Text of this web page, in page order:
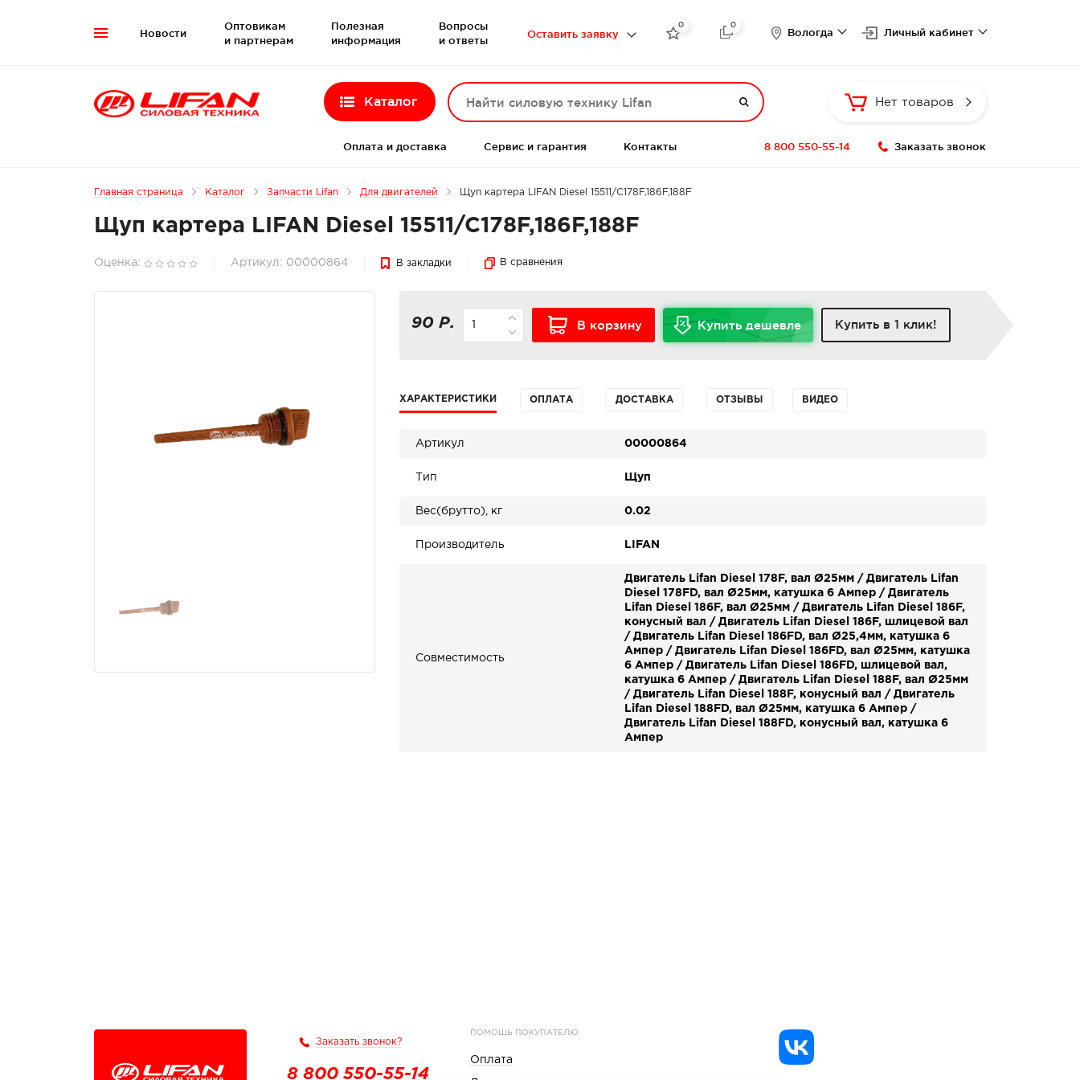
 Новости
Оптовикам
и партнерам
Полезная
информация
Вопросы
и ответы
Оставить заявку 
0

0
Вологда Личный кабинет
Каталог  Нет товаров
Оплата и доставка Сервис и гарантия Контакты 8 800 550-55-14 Заказать звонок
Главная страница Каталог Запчасти Lifan Для двигателей Щуп картера LIFAN Diesel 15511/C178F,186F,188F
Щуп картера LIFAN Diesel 15511/C178F,186F,188F
Оценка: Артикул: 00000864 В закладки В сравнения
90 Р. В корзину Купить дешевле Купить в 1 клик!
ХАРАКТЕРИСТИКИ ОПЛАТА ДОСТАВКА ОТЗЫВЫ ВИДЕО
Артикул 00000864
Тип Щуп
Вес(брутто), кг 0.02
Производитель LIFAN
Совместимость
Двигатель Lifan Diesel 178F, вал Ø25мм / Двигатель Lifan
Diesel 178FD, вал Ø25мм, катушка 6 Ампер / Двигатель
Lifan Diesel 186F, вал Ø25мм / Двигатель Lifan Diesel 186F,
конусный вал / Двигатель Lifan Diesel 186F, шлицевой вал
/ Двигатель Lifan Diesel 186FD, вал Ø25,4мм, катушка 6
Ампер / Двигатель Lifan Diesel 186FD, вал Ø25мм, катушка
6 Ампер / Двигатель Lifan Diesel 186FD, шлицевой вал,
катушка 6 Ампер / Двигатель Lifan Diesel 188F, вал Ø25мм
/ Двигатель Lifan Diesel 188F, конусный вал / Двигатель
Lifan Diesel 188FD, вал Ø25мм, катушка 6 Ампер /
Двигатель Lifan Diesel 188FD, конусный вал, катушка 6
Ампер
Заказать звонок?
8 800 550-55-14
ПОМОЩЬ ПОКУПАТЕЛЮ
Оплата